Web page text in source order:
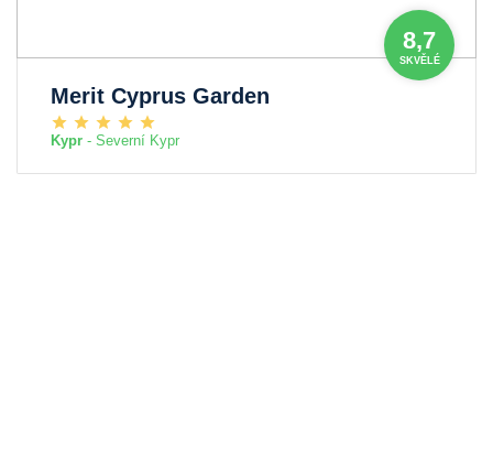
8,7
SKVĚLÉ
Merit Cyprus Garden
Kypr - Severní Kypr